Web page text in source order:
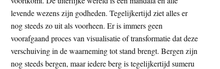
levende wezens zijn godheden. Tegelijkertijd ziet alles er
nog steeds zo uit als voorheen. Er is immers geen
voorafgaand proces van visualisatie of transformatie dat deze
verschuiving in de waarneming tot stand brengt. Bergen zijn
nog steeds bergen, maar iedere berg is tegelijkertijd sumeru